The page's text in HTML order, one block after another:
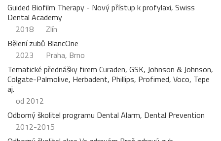
Guided Biofilm Therapy - Nový přístup k profylaxi, Swiss
Dental Academy
2018
Zlín
Bělení zubů BlancOne
2023
Praha, Brno
Tematické přednášky firem Curaden, GSK, Johnson & Johnson,
Colgate-Palmolive, Herbadent, Phillips, Profimed, Voco, Tepe
aj.
od 2012
Odborný školitel programu Dental Alarm, Dental Prevention
2012-2015